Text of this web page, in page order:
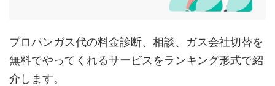
プロパンガス代の料金診断、相談、ガス会社切替を
無料でやってくれるサービスをランキング形式で紹
介します。